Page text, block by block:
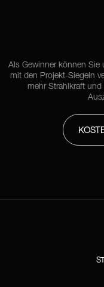
Als Gewinner können Sie
mit den Projekt-Siegeln
mehr Strahlkraft